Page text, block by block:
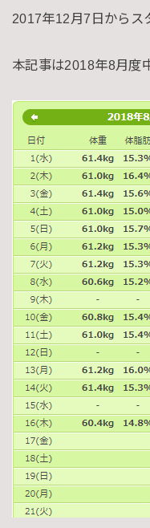
2017年12月7日からス
本記事は2018年8月度